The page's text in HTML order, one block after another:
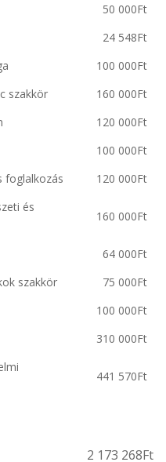
50 000Ft
24 548Ft
100 000Ft
szakkör
160 000Ft
120 000Ft
100 000Ft
foglalkozás
120 000Ft
és
160 000Ft
64 000Ft
szakkör
75 000Ft
100 000Ft
310 000Ft
441 570Ft
2 173 268Ft